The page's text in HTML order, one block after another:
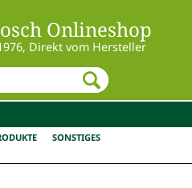
Onlineshop
Direkt vom Hersteller
SONSTIGES